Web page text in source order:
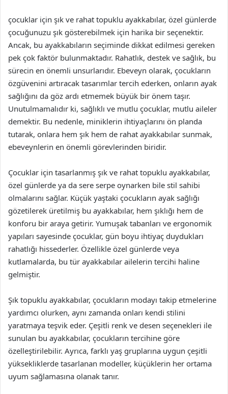
çocuklar için şık ve rahat topuklu ayakkabılar, özel günlerde
çocuğunuzu şık gösterebilmek için harika bir seçenektir.
Ancak, bu ayakkabıların seçiminde dikkat edilmesi gereken
pek çok faktör bulunmaktadır. Rahatlık, destek ve sağlık, bu
sürecin en önemli unsurlarıdır. Ebeveyn olarak, çocukların
özgüvenini artıracak tasarımlar tercih ederken, onların ayak
sağlığını da göz ardı etmemek büyük bir önem taşır.
Unutulmamalıdır ki, sağlıklı ve mutlu çocuklar, mutlu aileler
demektir. Bu nedenle, miniklerin ihtiyaçlarını ön planda
tutarak, onlara hem şık hem de rahat ayakkabılar sunmak,
ebeveynlerin en önemli görevlerinden biridir.
Çocuklar için tasarlanmış şık ve rahat topuklu ayakkabılar,
özel günlerde ya da sere serpe oynarken bile stil sahibi
olmalarını sağlar. Küçük yaştaki çocukların ayak sağlığı
gözetilerek üretilmiş bu ayakkabılar, hem şıklığı hem de
konforu bir araya getirir. Yumuşak tabanları ve ergonomik
yapıları sayesinde çocuklar, gün boyu ihtiyaç duydukları
rahatlığı hissederler. Özellikle özel günlerde veya
kutlamalarda, bu tür ayakkabılar ailelerin tercihi haline
gelmiştir.
Şık topuklu ayakkabılar, çocukların modayı takip etmelerine
yardımcı olurken, aynı zamanda onları kendi stilini
yaratmaya teşvik eder. Çeşitli renk ve desen seçenekleri ile
sunulan bu ayakkabılar, çocukların tercihine göre
özelleştirilebilir. Ayrıca, farklı yaş gruplarına uygun çeşitli
yüksekliklerde tasarlanan modeller, küçüklerin her ortama
uyum sağlamasına olanak tanır.